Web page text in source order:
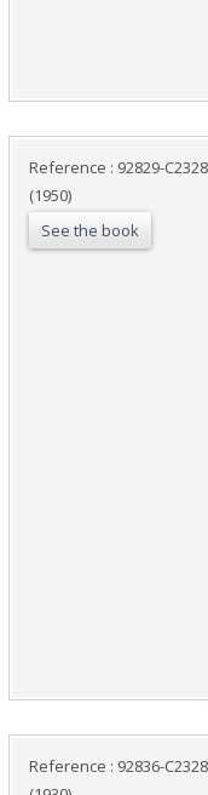
Reference : 92829-C2328
(1950)
See the book
Reference : 92836-C2328